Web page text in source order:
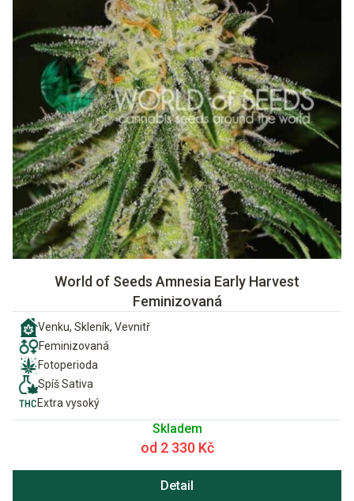
World of Seeds Amnesia Early Harvest
Feminizovaná
Venku, Skleník, Vevnitř
Feminizovaná
Fotoperioda
Spíš Sativa
Extra vysoký
Skladem
od 2 330 Kč
Detail